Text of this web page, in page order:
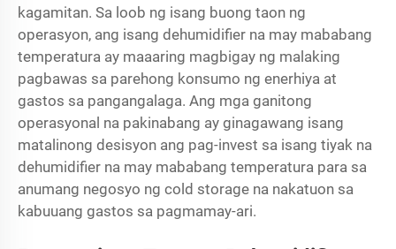
kagamitan. Sa loob ng isang buong taon ng
operasyon, ang isang dehumidifier na may mababang
temperatura ay maaaring magbigay ng malaking
pagbawas sa parehong konsumo ng enerhiya at
gastos sa pangangalaga. Ang mga ganitong
operasyonal na pakinabang ay ginagawang isang
matalinong desisyon ang pag-invest sa isang tiyak na
dehumidifier na may mababang temperatura para sa
anumang negosyo ng cold storage na nakatuon sa
kabuuang gastos sa pagmamay-ari.